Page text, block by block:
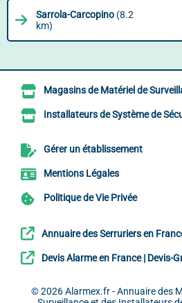
Sarrola-Carcopino (8.2
km)
Magasins de Matériel de
Installateurs de Système de
Gérer un établissement
Mentions Légales
Politique de Vie Privée
Annuaire des Serruriers en
Devis Alarme en France | Devis-
© 2026Alarmex.fr - Annuaire des